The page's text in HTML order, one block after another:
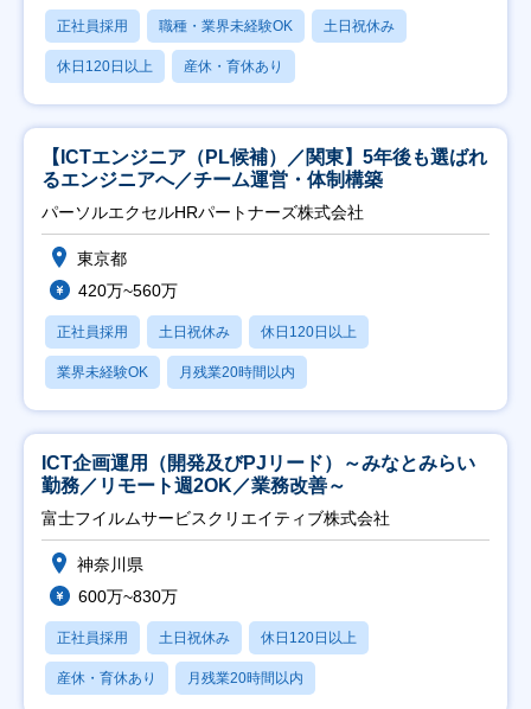
正社員採用 職種・業界未経験OK 土日祝休み
休日120日以上 産休・育休あり
【ICTエンジニア（PL候補）／関東】5年後も選ばれ
るエンジニアへ／チーム運営・体制構築
パーソルエクセルHRパートナーズ株式会社
東京都
420万~560万
正社員採用 土日祝休み 休日120日以上
業界未経験OK 月残業20時間以内
ICT企画運用（開発及びPJリード）～みなとみらい
勤務／リモート週2OK／業務改善～
富士フイルムサービスクリエイティブ株式会社
神奈川県
600万~830万
正社員採用 土日祝休み 休日120日以上
産休・育休あり 月残業20時間以内